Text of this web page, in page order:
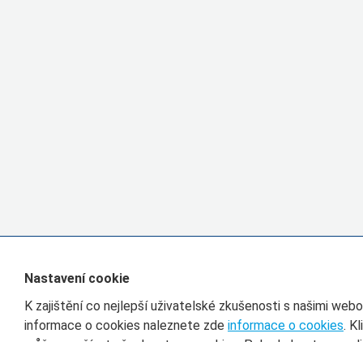
Nastavení cookie
K zajištění co nejlepší uživatelské zkušenosti s našimi
informace o cookies naleznete zde informace o cookies.